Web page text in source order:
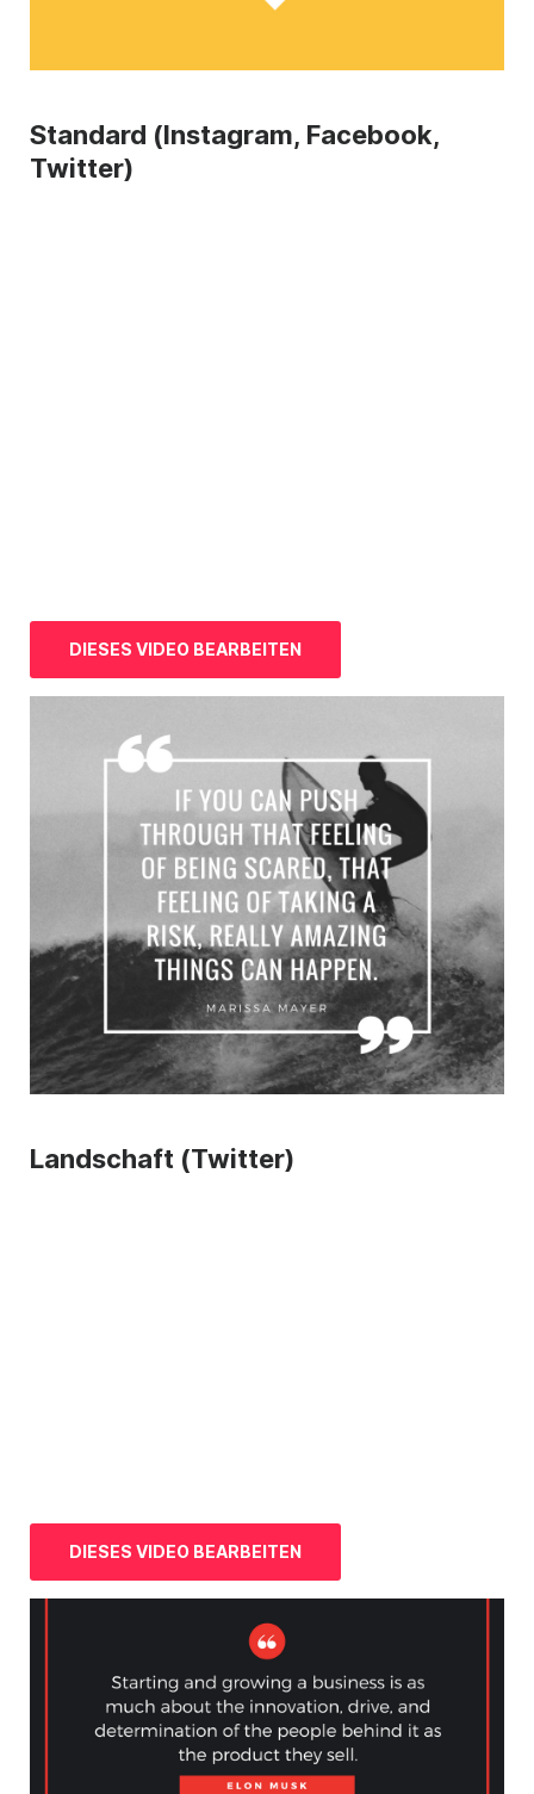
Standard (Instagram, Facebook,
Twitter)
DIESES VIDEO BEARBEITEN
Landschaft (Twitter)
DIESES VIDEO BEARBEITEN